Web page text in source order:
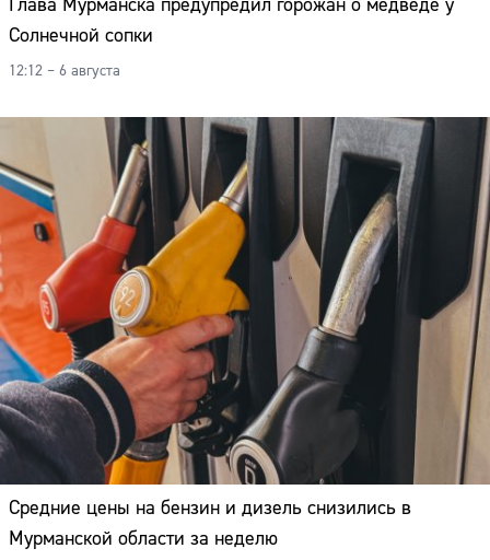
Солнечной сопки
12:12 – 6 августа
Средние цены на бензин и дизель снизились в
Мурманской области за неделю